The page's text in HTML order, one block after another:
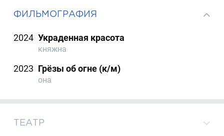
ФИЛЬМОГРАФИЯ
2024 Украденная красота
княжна
2023 Грёзы об огне (к/м)
она
ТЕАТР